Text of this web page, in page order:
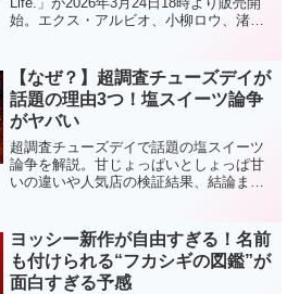
始。エクス・アルビオ、小柳ロウ、渚ト
【なぜ？】超調査チューズデイが
話題の理由3つ！塩スイーツ論争
がヤバい
超調査チューズデイで話題の塩スイーツ
論争を解説。甘じょっぱいとしょっぱ甘
いの違いや人気店の検証結果、結論まで
ヨッシー新作が自由すぎる！名前
も付けられる“フカシギの図鑑”が
面白すぎる予感